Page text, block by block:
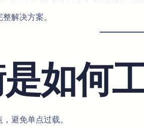
解决方案。
如何
避免单点过载。